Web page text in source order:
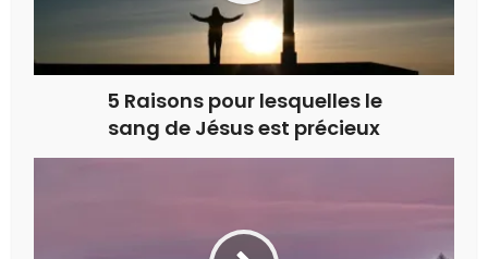
5 Raisons pour lesquelles le
sang de Jésus est précieux